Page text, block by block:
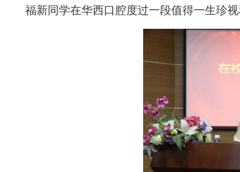
福新同学在华西口腔度过一段值得一生珍视